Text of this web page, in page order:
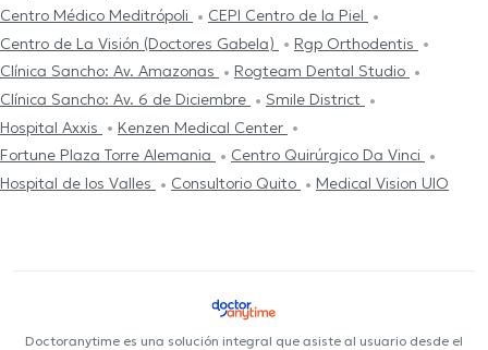
Centro Médico Meditrópoli
CEPI Centro de la Piel
Centro de La Visión (Doctores Gabela)
Rgp Orthodentis
Clínica Sancho: Av. Amazonas
Rogteam Dental Studio
Clínica Sancho: Av. 6 de Diciembre
Smile District
Hospital Axxis
Kenzen Medical Center
Fortune Plaza Torre Alemania
Centro Quirúrgico Da Vinci
Hospital de los Valles
Consultorio Quito Medical Vision UIO
Doctoranytime es una solución integral que asiste al usuario desde el